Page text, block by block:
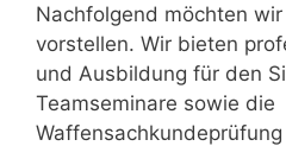
Nachfolgend möchten
vorstellen. Wir bieten
und Ausbildung für den
Teamseminare sowie die